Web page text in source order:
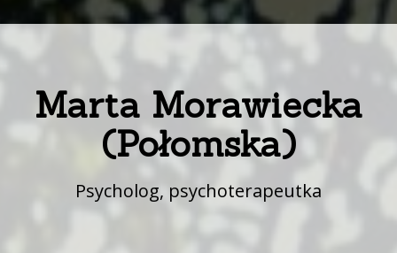
Marta Morawiecka
(Połomska)
Psycholog, psychoterapeutka